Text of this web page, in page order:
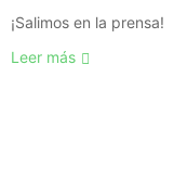
¡Salimos en la prensa!
Leer más